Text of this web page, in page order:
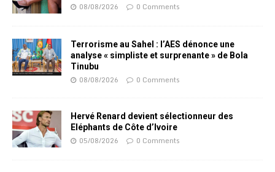
08/08/2026 0 Comments
Terrorisme au Sahel : l’AES dénonce une
analyse « simpliste et surprenante » de Bola
Tinubu
08/08/2026 0 Comments
Hervé Renard devient sélectionneur des
Eléphants de Côte d’Ivoire
05/08/2026 0 Comments